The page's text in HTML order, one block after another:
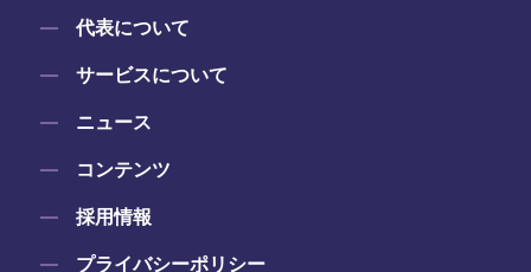
代表について
サービスについて
ニュース
コンテンツ
採用情報
プライバシーポリシー